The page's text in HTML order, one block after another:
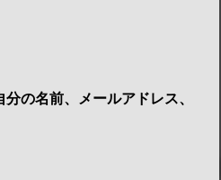
の名前、メールアドレス、